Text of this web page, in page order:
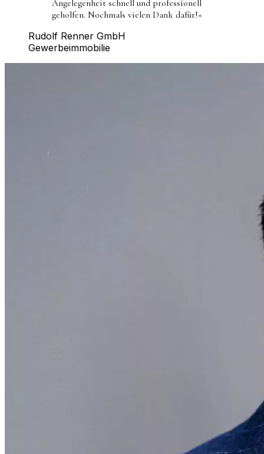
Angelegenheit schnell und professionell
geholfen. Nochmals vielen Dank dafür!«
Rudolf Renner GmbH
Gewerbeimmobilie